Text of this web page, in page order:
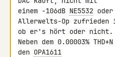
einem -106dB NE5532
Allerwelts-Op
ob er's hört oder nicht.
Neben dem 0.00003%
den OPA1611